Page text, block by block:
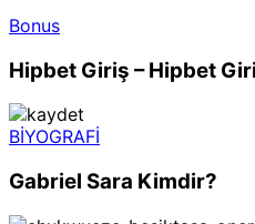
Bonus
Hipbet Giriş – Hipbet
BİYOGRAFİ
Gabriel Sara Kimdir?